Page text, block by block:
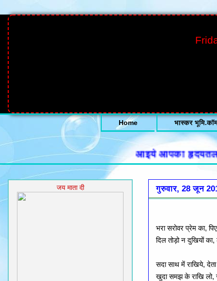
Home भास्कर
आइये आपका हृदयतल से
गुरुवार, 28 जून
भरा सरोवर प्रेम का,
दिल तोड़ो न दुखियों
सदा साथ में राखिये,
खुदा समझ के राखि
जय माता दी